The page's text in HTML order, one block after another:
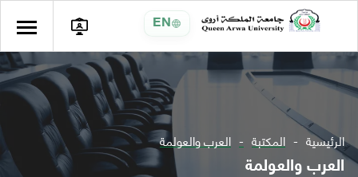
EN
الرئيسية المكتبة العرب والعولمة
العرب والعولمة